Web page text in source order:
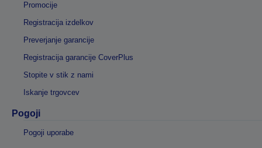
Promocije
Registracija izdelkov
Preverjanje garancije
Registracija garancije CoverPlus
Stopite v stik z nami
Iskanje trgovcev
Pogoji
Pogoji uporabe